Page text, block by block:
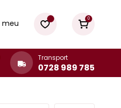
meu 0
Transport
0728 989 785